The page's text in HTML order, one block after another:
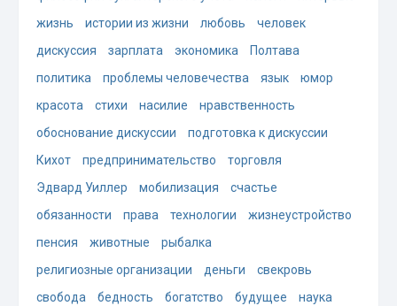
жизнь
истории из жизни любовь
человек
дискуссия
зарплата экономика
Полтава
политика
проблемы человечества язык
юмор
красота
стихи насилие
нравственность
обоснование дискуссии
подготовка к дискуссии
Кихот
предпринимательство
торговля
Эдвард Уиллер
мобилизация
счастье
обязанности
права технологии
жизнеустройство
пенсия
животные
рыбалка
религиозные организации
деньги
свекровь
свобода
бедность богатство будущее
наука